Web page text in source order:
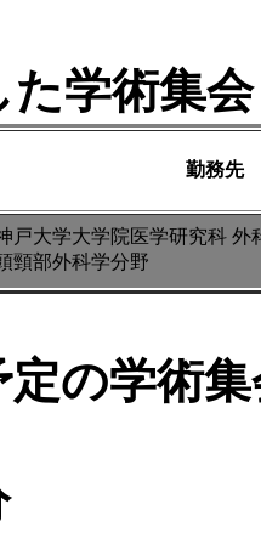
学術集
勤務先
戸大学大学院医学研究科 外
頸部外科学分野
定の学術